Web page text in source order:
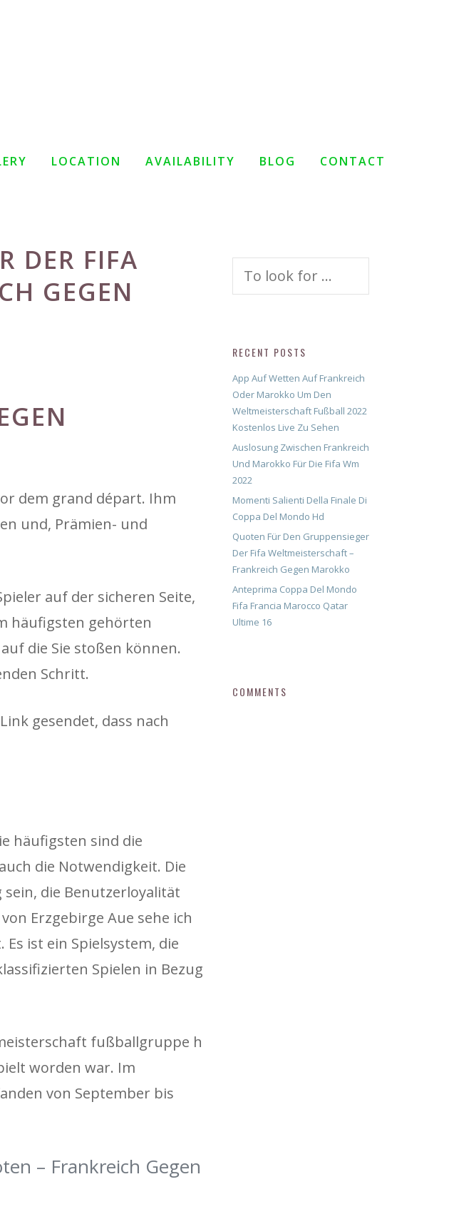
LOCATION AVAILABILITY BLOG CONTACT
DER FIFA
GEGEN
M
dem grand départ. Ihm
und, Prämien- und
auf der sicheren Seite,
häufigsten gehörten
die Sie stoßen können.
Schritt.
gesendet, dass nach
häufigsten sind die
die Notwendigkeit. Die
die Benutzerloyalität
Erzgebirge Aue sehe ich
ist ein Spielsystem, die
Spielen in Bezug
fußballgruppe h
worden war. Im
von September bis
– Frankreich Gegen
RECENT POSTS
App Auf Wetten Auf Frankreich
Oder Marokko Um Den
Weltmeisterschaft Fußball 2022
Kostenlos Live Zu Sehen
Auslosung Zwischen Frankreich
Und Marokko Für Die Fifa Wm
2022
Momenti Salienti Della Finale Di
Coppa Del Mondo Hd
Quoten Für Den Gruppensieger
Der Fifa Weltmeisterschaft –
Frankreich Gegen Marokko
Anteprima Coppa Del Mondo
Fifa Francia Marocco Qatar
Ultime 16
COMMENTS